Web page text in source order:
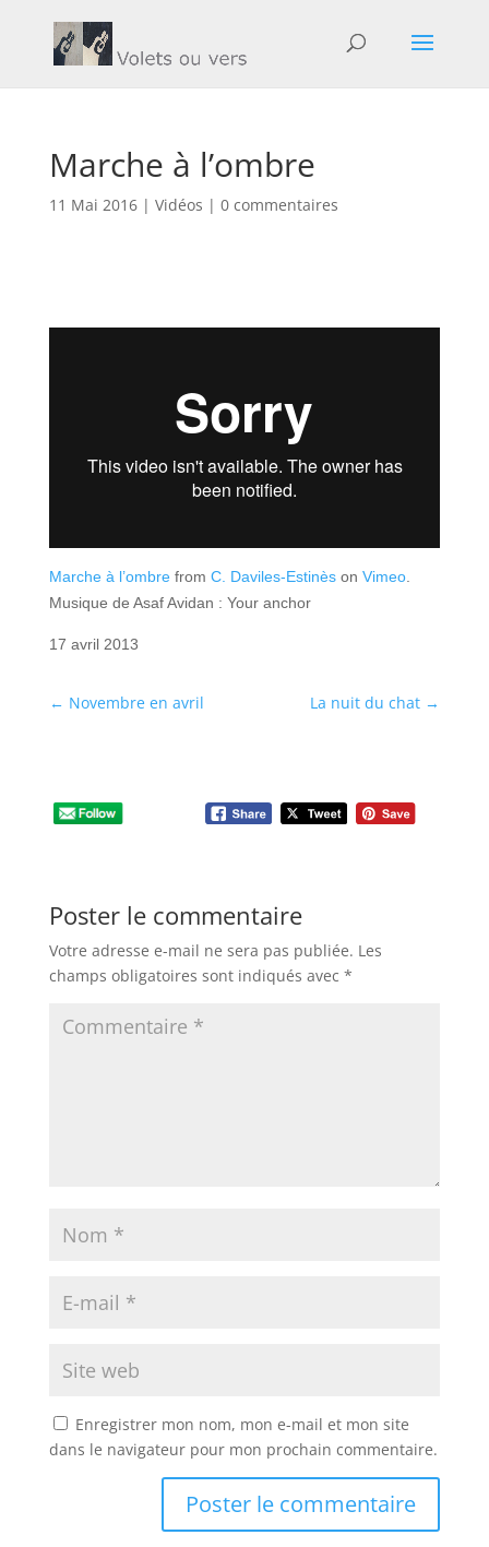
Marche à l’ombre
11 Mai 2016| Vidéos | 0 commentaires
Marche à l’ombrefrom C. Daviles-Estinèson Vimeo.
Musique de Asaf Avidan : Your anchor
17 avril 2013
← Novembre en avril La nuit du chat →
Poster le commentaire
Votre adresse e-mail ne sera pas publiée. Les
champs obligatoires sont indiqués avec *
Enregistrer mon nom, mon e-mail et mon site
dans le navigateur pour mon prochain commentaire.